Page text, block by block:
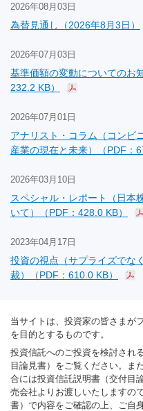
2026年08月03日
為替見通し（2026年8月3日）
2026年07月03日
基準価額の変動についてのお
232.2 KB）
2026年07月01日
アナリスト・コラム（コンビ
産業の現在と未来）（PDF：
2026年03月10日
スペシャル・レポート（日本
いて）（PDF：428.0 KB）
2023年04月17日
投資の視点（サプライズでな
裁）（PDF：610.0 KB）
当サイトは、投資家の皆さまが
を目的とするものです。
投資信託へのご投資を検討され
目論見書）をご覧ください。ま
合には投資信託説明書（交付目
売会社よりお渡しいたしますの
書）で内容をご確認の上、ご自